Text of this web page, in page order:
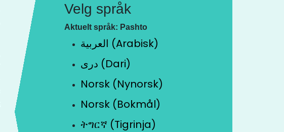
Velg språk
Aktuelt språk: Pashto
العربية (Arabisk)
دری (Dari)
Norsk (Nynorsk)
Norsk (Bokmål)
ትግርኛ (Tigrinja)